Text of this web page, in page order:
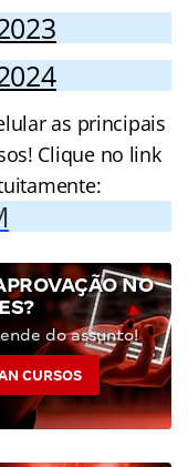
as principais
Clique no link
NO
do assunto!
CURSOS